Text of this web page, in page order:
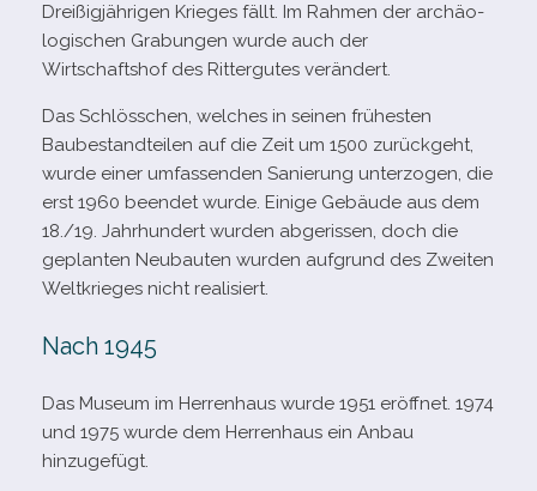
Dreißigjährigen Krieges fällt. Im Rahmen der archäo­
lo­gi­schen Grabungen wurde auch der
Wirtschaftshof des Rittergutes verändert.
Das Schlösschen, wel­ches in sei­nen frü­hes­ten
Baubestandteilen auf die Zeit um 1500 zurück­geht,
wurde einer umfas­sen­den Sanierung unter­zo­gen, die
erst 1960 been­det wurde. Einige Gebäude aus dem
18./19. Jahrhundert wur­den abge­ris­sen, doch die
geplan­ten Neubauten wur­den auf­grund des Zweiten
Weltkrieges nicht realisiert.
Nach 1945
Das Museum im Herrenhaus wurde 1951 eröff­net. 1974
und 1975 wurde dem Herrenhaus ein Anbau
hinzugefügt.